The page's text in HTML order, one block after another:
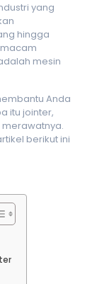
yang
hingga
mesin
Anda
itu jointer,
berikut ini